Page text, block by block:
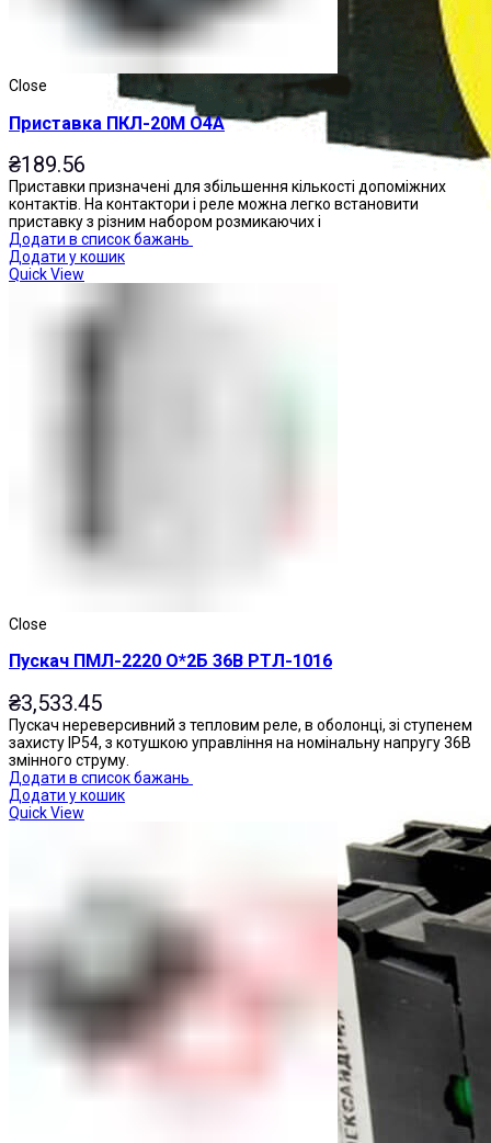
Close
Приставка ПКЛ-20М О4А
₴189.56
Приставки призначені для збільшення кількості допоміжних
контактів. На контактори і реле можна легко встановити
приставку з різним набором розмикаючих і
Додати в список бажань
Додати у кошик
Quick View
Close
Пускач ПМЛ-2220 О*2Б 36В РТЛ-1016
₴3,533.45
Пускач нереверсивний з тепловим реле, в оболонці, зі ступенем
захисту IP54, з котушкою управління на номінальну напругу 36В
змінного струму.
Додати в список бажань
Додати у кошик
Quick View